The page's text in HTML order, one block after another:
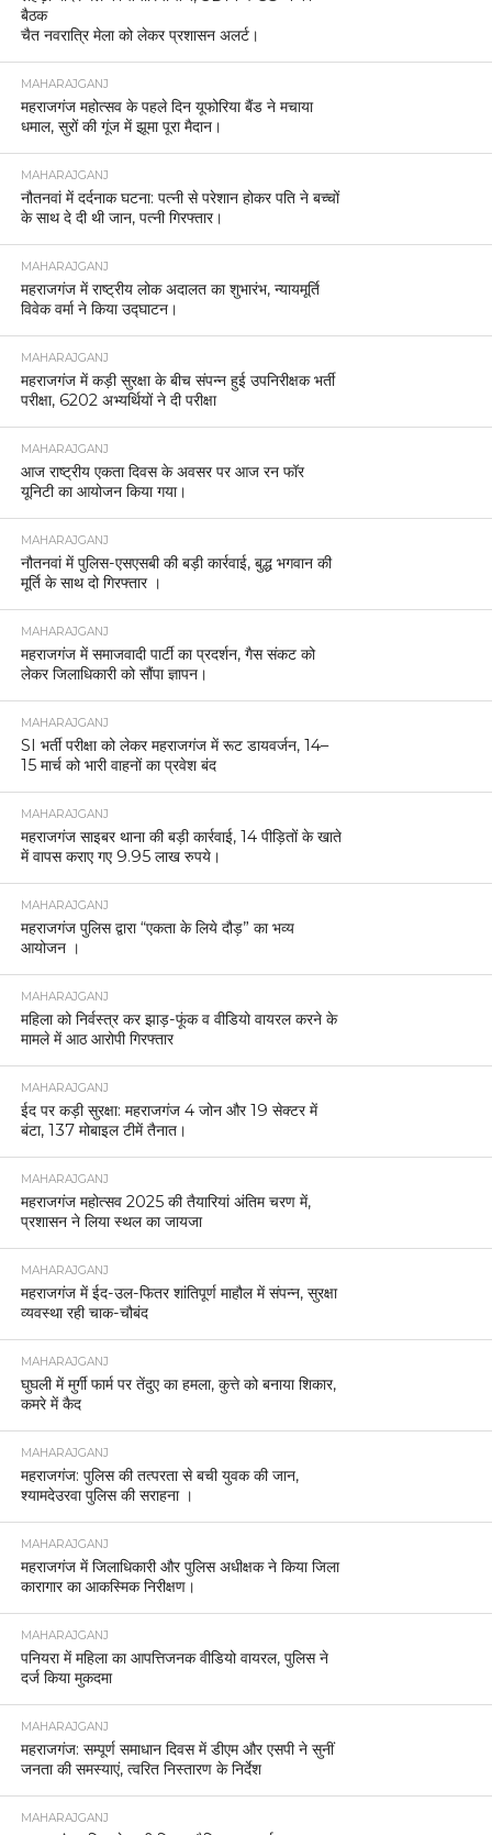
MAHARAJGANJ
बैंकों में सुरक्षा बढ़ाने के लिए महराजगंज पुलिस का सघन
MAHARAJGANJ
बिहार में प्रचंड जीत के बाद महराजगंज BJP कार्यालय में
मिठाइयाँ बाँटी गईं
MAHARAJGANJ
मकई बरामद, एक तस्कर गिरफ्तार
MAHARAJGANJ
गिरफ्तार, 150 नशीले इंजेक्शन बरामद।
MAHARAJGANJ
2500-2500 रुपये जुर्माना
MAHARAJGANJ
जायजा।
MAHARAJGANJ
गिरफ्तार।
MAHARAJGANJ
जाते समय 2 बोरी यूरिया खाद के साथ एक अभियुक्त गिरफ्तार
MAHARAJGANJ
हत्याकांड का पुलिस ने किया सफल अनावरण।
MAHARAJGANJ
हत्या का पुलिस ने किया खुलासा।
MAHARAJGANJ
डीएम को सौंपा ज्ञापन
MAHARAJGANJ
गिरफ्तार
MAHARAJGANJ
सकुशल बरामद
MAHARAJGANJ
आधार व आयुष्मान कार्ड, ग्राहक सेवा केंद्र पर छापा, दो
गिरफ्तार।
‘वंदे मातरम्’ के 150 वर्ष पूरे पुलिस कार्यालय महराजगंज में
गूंजा राष्ट्रगीत
महाराजगंज एक निजी अस्पताल के कर्मचारी का शव फंदे से
लटका मिला, पुलिस जांच में जुटी
महराजगंज व्यापार मंडल की महत्वपूर्ण बैठक अपर पुलिस
अधीक्षक महराजगंज द्वारा आयोजित।
घघरुआ खड़ेसर में नाबालिग से मारपीट का वीडियो वायरल,
पांच के खिलाफ मुकदमा दर्ज।
थाना चौक पुलिस द्वारा अवैध शराब के विरुद्ध सघन अभियान
जंगल क्षेत्र स्थित बलुआहिया नर्सरी में छापेमारी कर लगभग
04 कुंतल लहन नष्ट, 10 लीटर कच्ची शराब बरामद।
महाराजगंज पुलिस की बड़ी कार्रवाई: इंस्टाग्राम गैंग ‘काला